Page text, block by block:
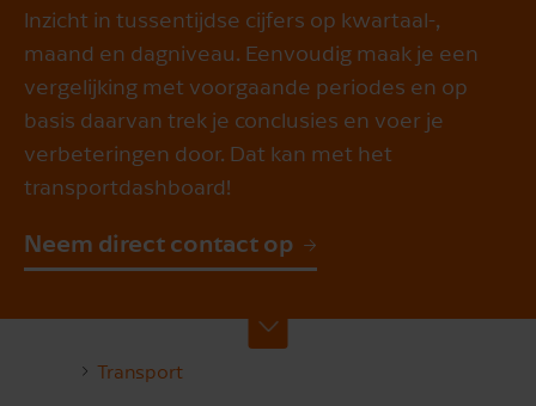
Inzicht in tussentijdse cijfers op kwartaal-,
maand en dagniveau. Eenvoudig maak je een
vergelijking met voorgaande periodes en op
basis daarvan trek je conclusies en voer je
verbeteringen door. Dat kan met het
transportdashboard!
Neem direct contact op
Transport